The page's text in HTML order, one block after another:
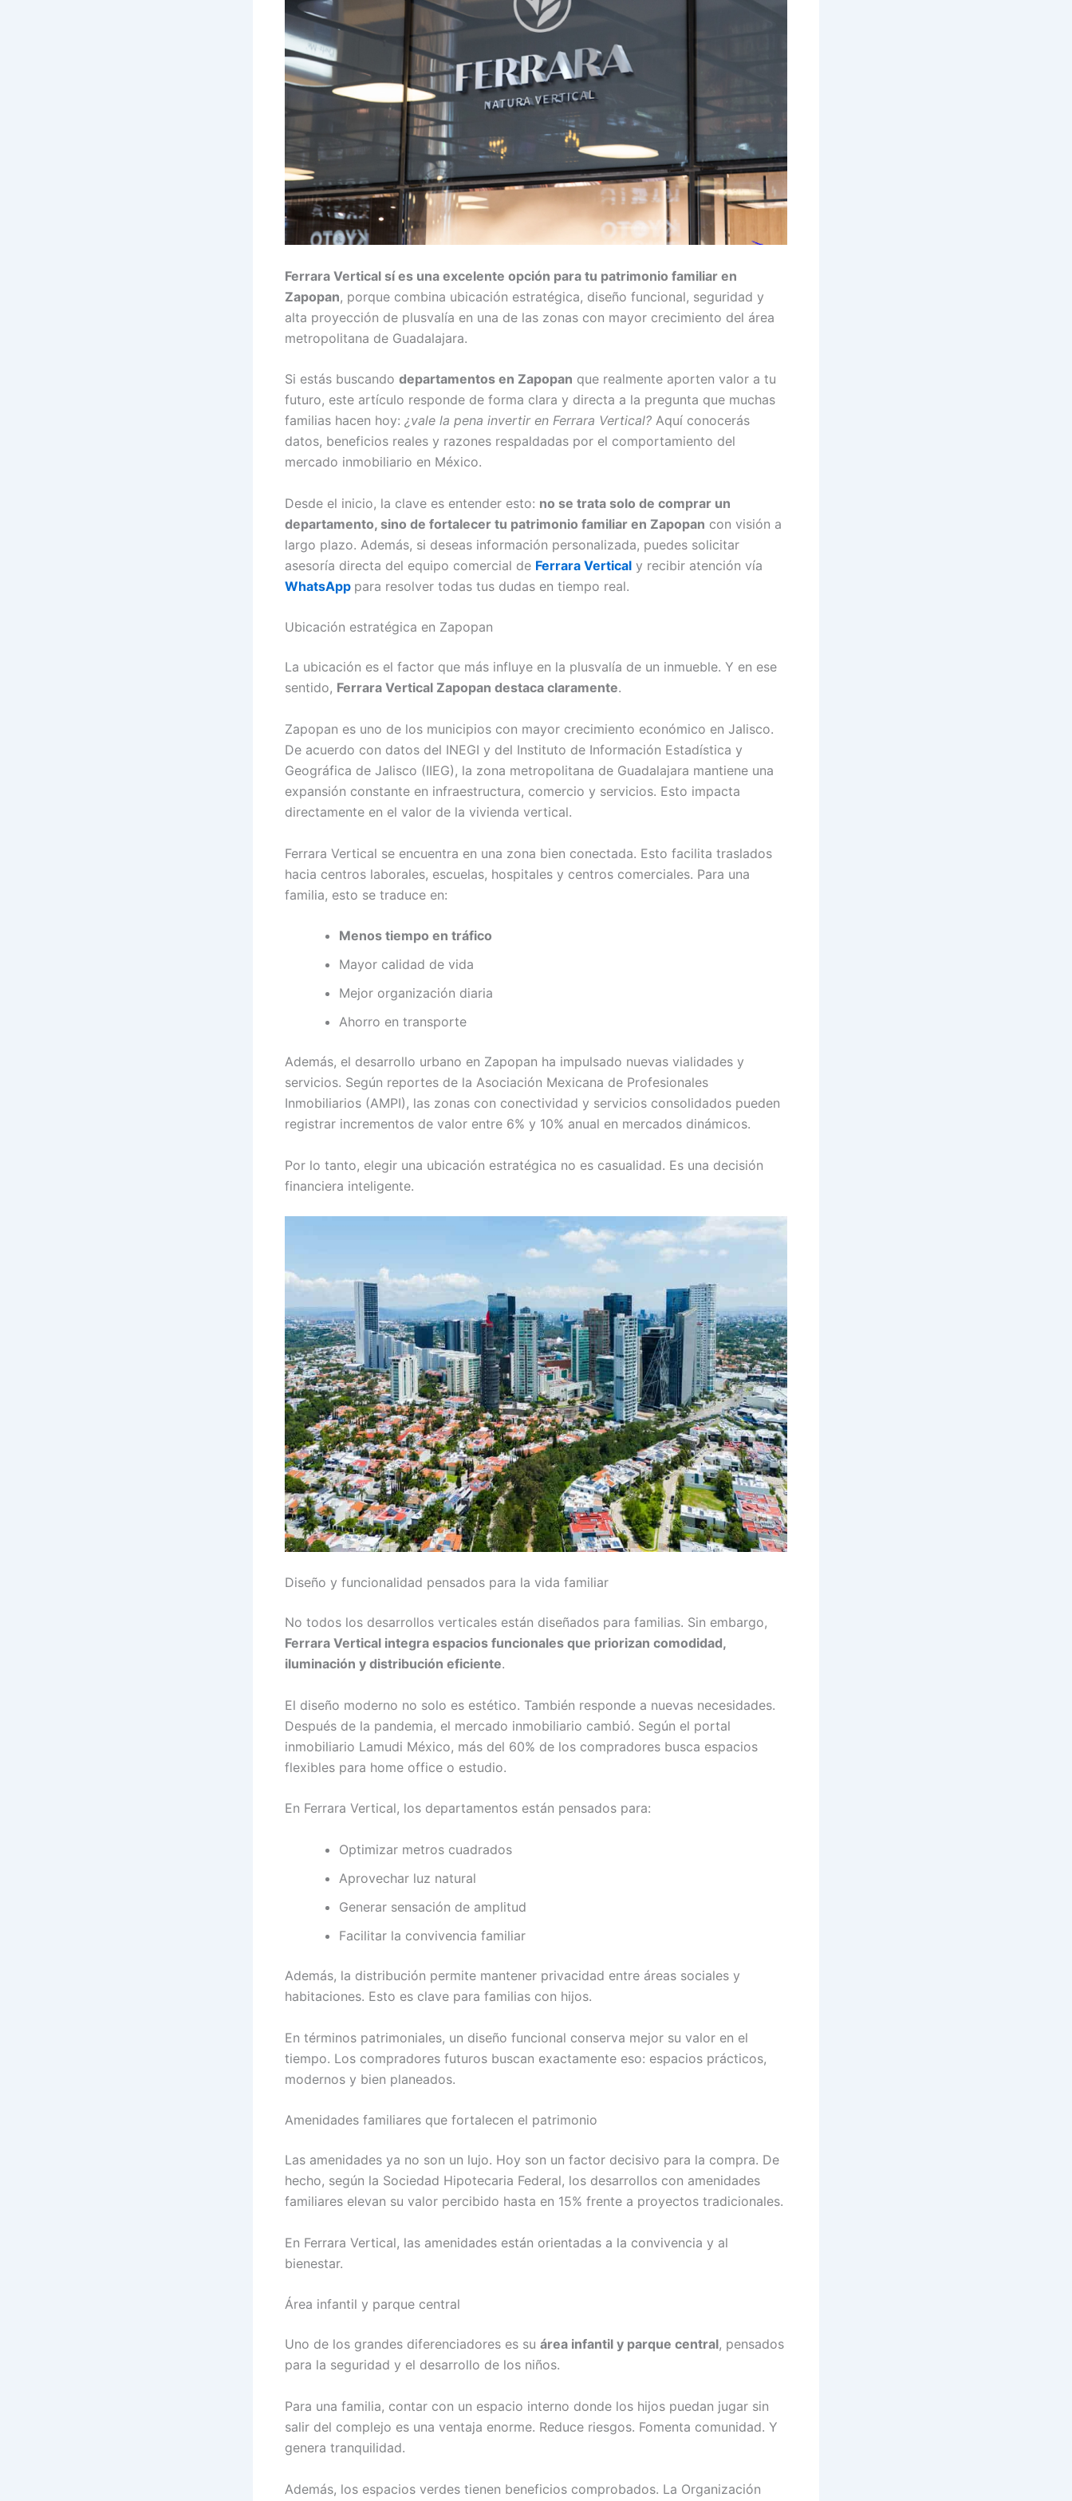
Ferrara Vertical sí es una excelente opción para tu patrimonio familiar en
Zapopan, porque combina ubicación estratégica, diseño funcional, seguridad y
alta proyección de plusvalía en una de las zonas con mayor crecimiento del área
metropolitana de Guadalajara.
Si estás buscando departamentos en Zapopan que realmente aporten valor a tu
futuro, este artículo responde de forma clara y directa a la pregunta que muchas
familias hacen hoy: ¿vale la pena invertir en Ferrara Vertical? Aquí conocerás
datos, beneficios reales y razones respaldadas por el comportamiento del
mercado inmobiliario en México.
Desde el inicio, la clave es entender esto: no se trata solo de comprar un
departamento, sino de fortalecer tu patrimonio familiar en Zapopan con visión a
largo plazo. Además, si deseas información personalizada, puedes solicitar
asesoría directa del equipo comercial de Ferrara Vertical y recibir atención vía
WhatsApp para resolver todas tus dudas en tiempo real.
Ubicación estratégica en Zapopan
La ubicación es el factor que más influye en la plusvalía de un inmueble. Y en ese
sentido, Ferrara Vertical Zapopan destaca claramente.
Zapopan es uno de los municipios con mayor crecimiento económico en Jalisco.
De acuerdo con datos del INEGI y del Instituto de Información Estadística y
Geográfica de Jalisco (IIEG), la zona metropolitana de Guadalajara mantiene una
expansión constante en infraestructura, comercio y servicios. Esto impacta
directamente en el valor de la vivienda vertical.
Ferrara Vertical se encuentra en una zona bien conectada. Esto facilita traslados
hacia centros laborales, escuelas, hospitales y centros comerciales. Para una
familia, esto se traduce en:
Menos tiempo en tráfico
Mayor calidad de vida
Mejor organización diaria
Ahorro en transporte
Además, el desarrollo urbano en Zapopan ha impulsado nuevas vialidades y
servicios. Según reportes de la Asociación Mexicana de Profesionales
Inmobiliarios (AMPI), las zonas con conectividad y servicios consolidados pueden
registrar incrementos de valor entre 6% y 10% anual en mercados dinámicos.
Por lo tanto, elegir una ubicación estratégica no es casualidad. Es una decisión
financiera inteligente.
Diseño y funcionalidad pensados para la vida familiar
No todos los desarrollos verticales están diseñados para familias. Sin embargo,
Ferrara Vertical integra espacios funcionales que priorizan comodidad,
iluminación y distribución eficiente.
El diseño moderno no solo es estético. También responde a nuevas necesidades.
Después de la pandemia, el mercado inmobiliario cambió. Según el portal
inmobiliario Lamudi México, más del 60% de los compradores busca espacios
flexibles para home office o estudio.
En Ferrara Vertical, los departamentos están pensados para:
Optimizar metros cuadrados
Aprovechar luz natural
Generar sensación de amplitud
Facilitar la convivencia familiar
Además, la distribución permite mantener privacidad entre áreas sociales y
habitaciones. Esto es clave para familias con hijos.
En términos patrimoniales, un diseño funcional conserva mejor su valor en el
tiempo. Los compradores futuros buscan exactamente eso: espacios prácticos,
modernos y bien planeados.
Amenidades familiares que fortalecen el patrimonio
Las amenidades ya no son un lujo. Hoy son un factor decisivo para la compra. De
hecho, según la Sociedad Hipotecaria Federal, los desarrollos con amenidades
familiares elevan su valor percibido hasta en 15% frente a proyectos tradicionales.
En Ferrara Vertical, las amenidades están orientadas a la convivencia y al
bienestar.
Área infantil y parque central
Uno de los grandes diferenciadores es su área infantil y parque central, pensados
para la seguridad y el desarrollo de los niños.
Para una familia, contar con un espacio interno donde los hijos puedan jugar sin
salir del complejo es una ventaja enorme. Reduce riesgos. Fomenta comunidad. Y
genera tranquilidad.
Además, los espacios verdes tienen beneficios comprobados. La Organización